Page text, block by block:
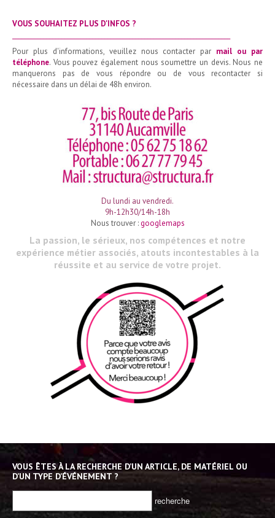
VOUS SOUHAITEZ PLUS D'INFOS ?
Pour plus d'informations, veuillez nous contacter par mail ou par
téléphone. Vous pouvez également nous soumettre un devis. Nous ne
manquerons pas de vous répondre ou de vous recontacter si
nécessaire dans un délai de 48h environ.
Du lundi au vendredi.
9h-12h30/14h-18h
Nous trouver :googlemaps
La passion, le sérieux, nos compétences et notre
expérience métier associés, atouts incontestables à la
réussite et au service de votre projet.
VOUS ÊTES À LA RECHERCHE D’UN ARTICLE, DE MATÉRIEL OU
D’UN TYPE D’ÉVÉNEMENT ?